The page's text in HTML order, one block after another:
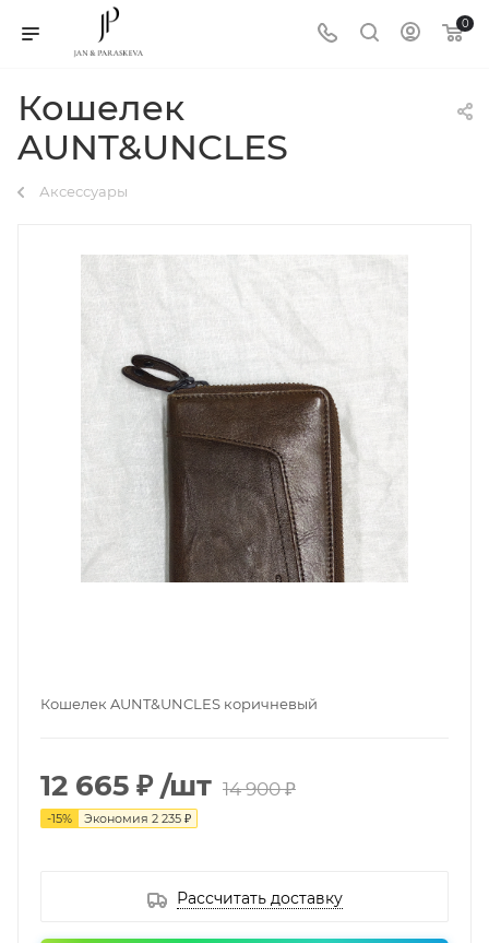
0
Кошелек
AUNT&UNCLES
Аксессуары
Кошелек AUNT&UNCLES коричневый
12 665 ₽ /шт 14 900 ₽
-15% Экономия 2 235 ₽
Рассчитать доставку